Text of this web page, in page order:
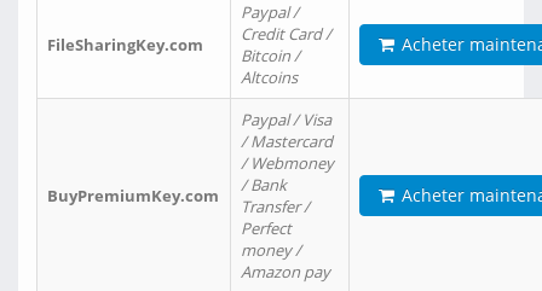
FileSharingKey.com
Paypal /
Credit Card /
Bitcoin /
Altcoins
Acheter
BuyPremiumKey.com
Paypal / Visa
/ Mastercard
/ Webmoney
/ Bank
Transfer /
Perfect
money /
Amazon pay
Acheter